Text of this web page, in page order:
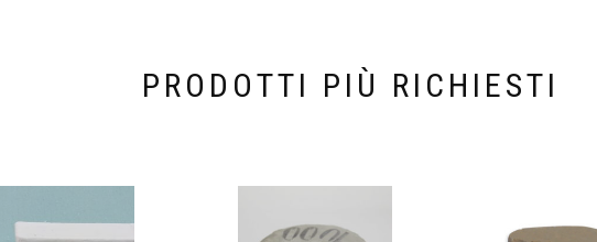
PRODOTTI PIÙ RICHIESTI